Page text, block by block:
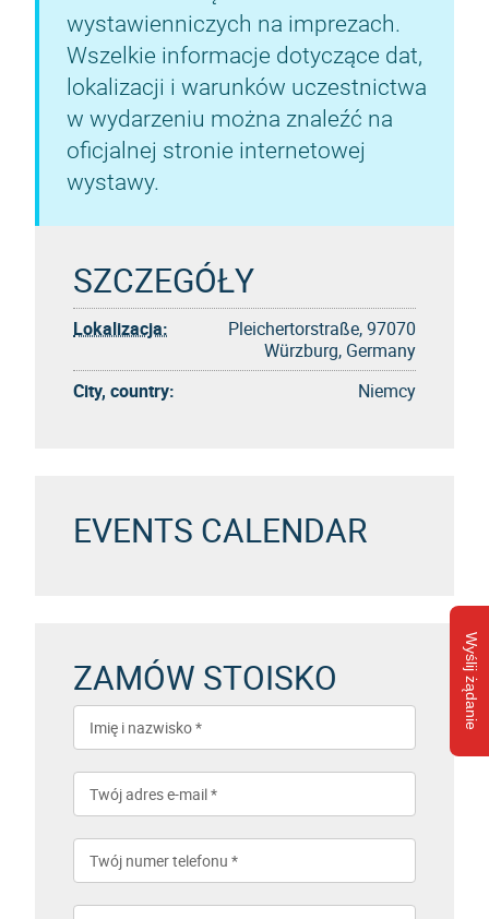
Wyślij żądanie
wystawienniczych na imprezach.
Wszelkie informacje dotyczące dat,
lokalizacji i warunków uczestnictwa
w wydarzeniu można znaleźć na
oficjalnej stronie internetowej
wystawy.
SZCZEGÓŁY
Lokalizacja:
Pleichertorstraße, 97070
Würzburg, Germany
City, country:
Niemcy
EVENTS CALENDAR
ZAMÓW STOISKO